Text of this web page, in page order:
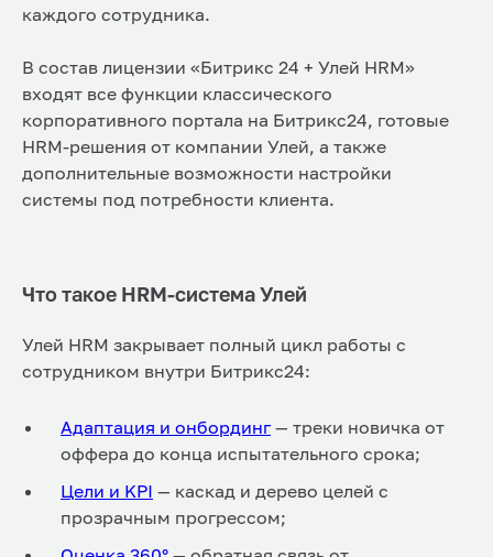
каждого сотрудника.
В состав лицензии «Битрикс 24 + Улей HRM»
входят все функции классического
корпоративного портала на Битрикс24, готовые
HRM-решения от компании Улей, а также
дополнительные возможности настройки
системы под потребности клиента.
Что такое HRM-система Улей
Улей HRM закрывает полный цикл работы с
сотрудником внутри Битрикс24:
Адаптация и онбординг — треки новичка от
оффера до конца испытательного срока;
Цели и KPI — каскад и дерево целей с
прозрачным прогрессом;